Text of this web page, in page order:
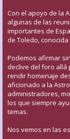
Con el apoyo de la
algunas de las
importantes de
de Toledo, conocida
Podemos afirmar
declive del foro allá
rendir homenaje
aficionado a la
administradores,
los que siempre
temas.
Nos vemos en las